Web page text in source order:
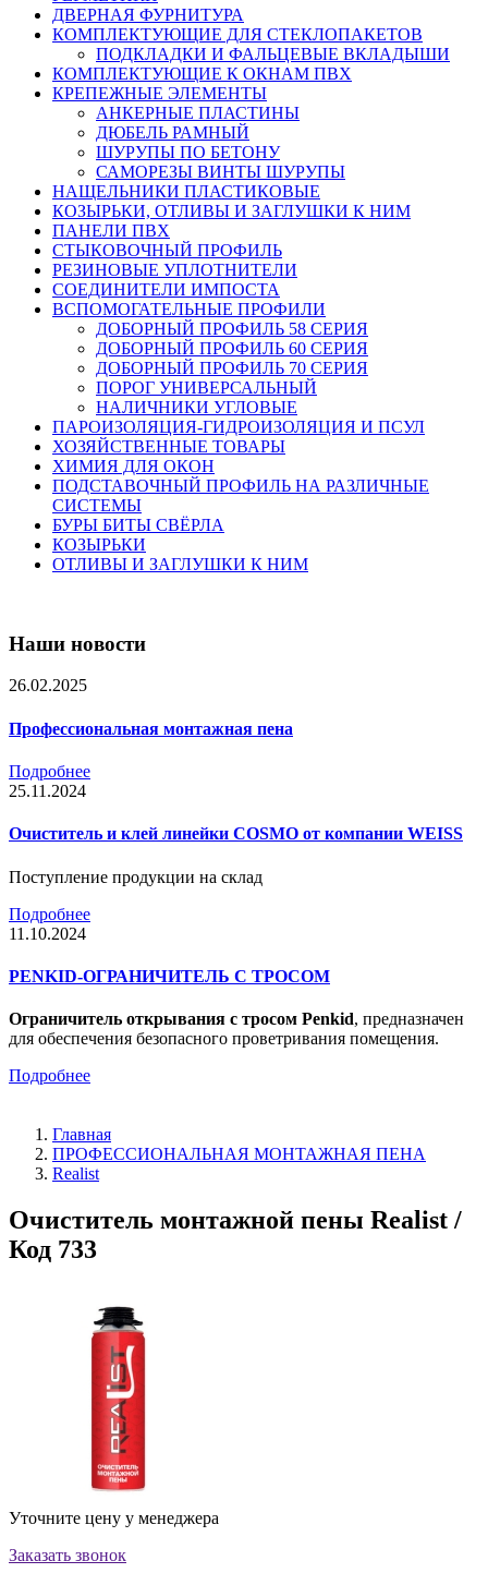
ДВЕРНАЯ ФУРНИТУРА
КОМПЛЕКТУЮЩИЕ ДЛЯ СТЕКЛОПАКЕТОВ
ПОДКЛАДКИ И ФАЛЬЦЕВЫЕ ВКЛАДЫШИ
КОМПЛЕКТУЮЩИЕ К ОКНАМ ПВХ
КРЕПЕЖНЫЕ ЭЛЕМЕНТЫ
АНКЕРНЫЕ ПЛАСТИНЫ
ДЮБЕЛЬ РАМНЫЙ
ШУРУПЫ ПО БЕТОНУ
САМОРЕЗЫ ВИНТЫ ШУРУПЫ
НАЩЕЛЬНИКИ ПЛАСТИКОВЫЕ
КОЗЫРЬКИ, ОТЛИВЫ И ЗАГЛУШКИ К НИМ
ПАНЕЛИ ПВХ
СТЫКОВОЧНЫЙ ПРОФИЛЬ
РЕЗИНОВЫЕ УПЛОТНИТЕЛИ
СОЕДИНИТЕЛИ ИМПОСТА
ВСПОМОГАТЕЛЬНЫЕ ПРОФИЛИ
ДОБОРНЫЙ ПРОФИЛЬ 58 СЕРИЯ
ДОБОРНЫЙ ПРОФИЛЬ 60 СЕРИЯ
ДОБОРНЫЙ ПРОФИЛЬ 70 СЕРИЯ
ПОРОГ УНИВЕРСАЛЬНЫЙ
НАЛИЧНИКИ УГЛОВЫЕ
ПАРОИЗОЛЯЦИЯ-ГИДРОИЗОЛЯЦИЯ И ПСУЛ
ХОЗЯЙСТВЕННЫЕ ТОВАРЫ
ХИМИЯ ДЛЯ ОКОН
ПОДСТАВОЧНЫЙ ПРОФИЛЬ НА РАЗЛИЧНЫЕ
СИСТЕМЫ
БУРЫ БИТЫ СВЁРЛА
КОЗЫРЬКИ
ОТЛИВЫ И ЗАГЛУШКИ К НИМ
Наши новости
26.02.2025
Профессиональная монтажная пена
Подробнее
25.11.2024
Очиститель и клей линейки COSMO от компании WEISS
Поступление продукции на склад
Подробнее
11.10.2024
PENKID-ОГРАНИЧИТЕЛЬ С ТРОСОМ
Ограничитель открывания с тросом Penkid, предназначен
для обеспечения безопасного проветривания помещения.
Подробнее
Главная
ПРОФЕССИОНАЛЬНАЯ МОНТАЖНАЯ ПЕНА
Realist
Очиститель монтажной пены Realist /
Код 733
Уточните цену у менеджера
Заказать звонок